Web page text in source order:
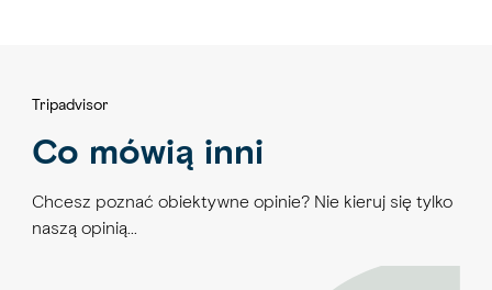
Tripadvisor
Co mówią inni
Chcesz poznać obiektywne opinie? Nie kieruj się tylko
naszą opinią…